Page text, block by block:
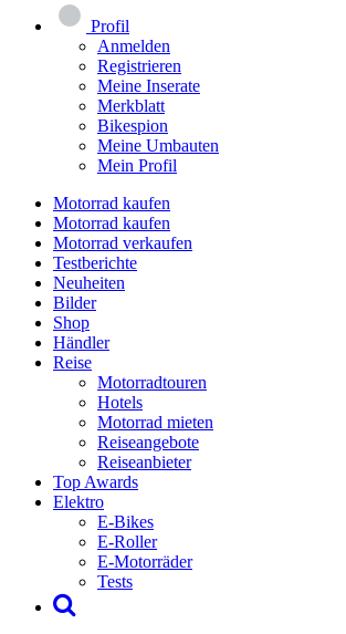
Profil
Anmelden
Registrieren
Meine Inserate
Merkblatt
Bikespion
Meine Umbauten
Mein Profil
Motorrad kaufen
Motorrad kaufen
Motorrad verkaufen
Testberichte
Neuheiten
Bilder
Shop
Händler
Reise
Motorradtouren
Hotels
Motorrad mieten
Reiseangebote
Reiseanbieter
Top Awards
Elektro
E-Bikes
E-Roller
E-Motorräder
Tests